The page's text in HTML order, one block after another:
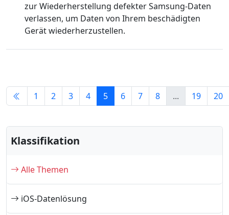
Klassifikation
Alle Themen
iOS-Datenlösung
zur Wiederherstellung defekter Samsung-Daten
verlassen, um Daten von Ihrem beschädigten
Gerät wiederherzustellen.
1 2 3 4 5 6 7 8 ... 19 20